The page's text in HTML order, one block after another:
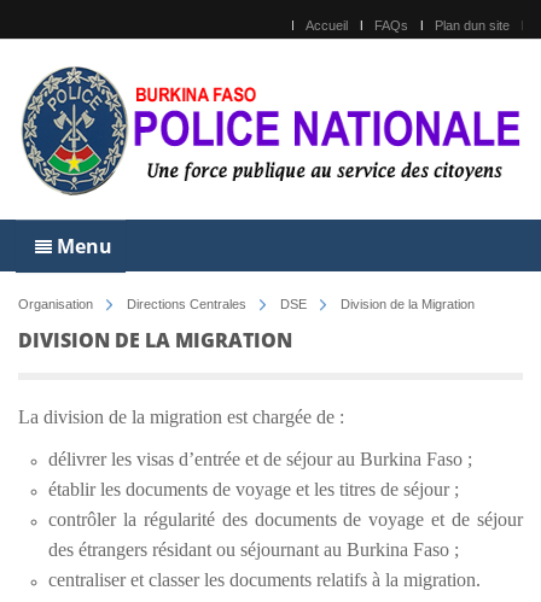
Accueil FAQs Plan dun site
Menu
Organisation Directions Centrales DSE Division de la Migration
DIVISION DE LA MIGRATION
La division de la migration est chargée de :
délivrer les visas d’entrée et de séjour au Burkina Faso ;
établir les documents de voyage et les titres de séjour ;
contrôler la régularité des documents de voyage et de séjour
des étrangers résidant ou séjournant au Burkina Faso ;
centraliser et classer les documents relatifs à la migration.